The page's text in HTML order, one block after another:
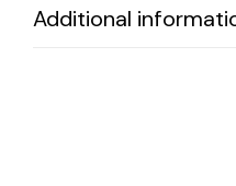
Additional